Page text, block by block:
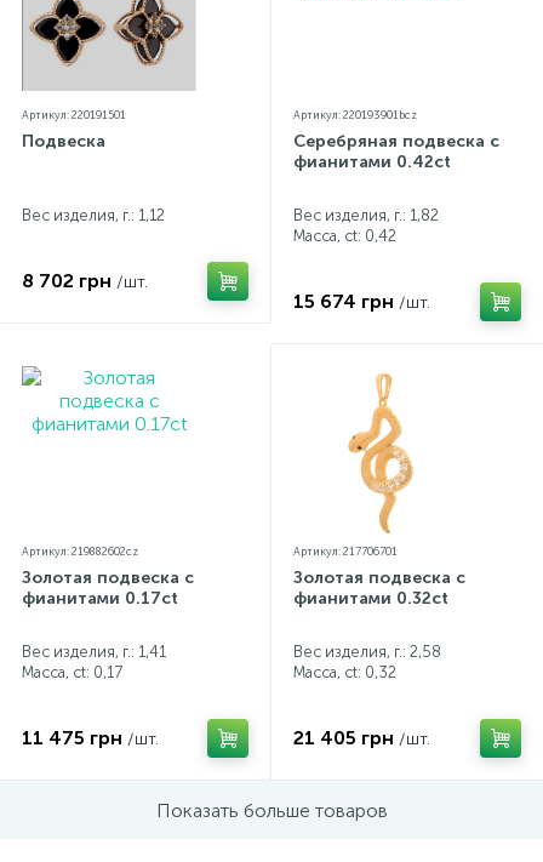
Артикул: 220191501
Подвеска
Вес изделия, г.: 1,12
8 702 грн /шт.
Артикул: 220193901bcz
Серебряная подвеска с
фианитами 0.42ct
Вес изделия, г.: 1,82
Масса, ct: 0,42
15 674 грн /шт.
Артикул: 219882602cz
Золотая подвеска с
фианитами 0.17ct
Вес изделия, г.: 1,41
Масса, ct: 0,17
11 475 грн /шт.
Артикул: 217706701
Золотая подвеска с
фианитами 0.32ct
Вес изделия, г.: 2,58
Масса, ct: 0,32
21 405 грн /шт.
Показать больше товаров